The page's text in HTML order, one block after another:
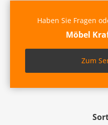
Haben Sie Fragen
Möbel
Zum